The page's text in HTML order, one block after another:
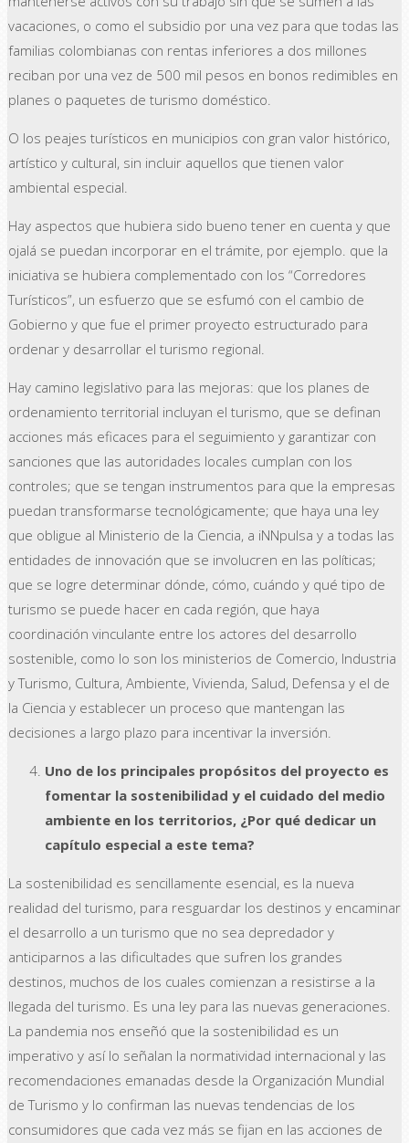
vacaciones, o como el subsidio por una vez para que todas las
familias colombianas con rentas inferiores a dos millones
reciban por una vez de 500 mil pesos en bonos redimibles en
planes o paquetes de turismo doméstico.
O los peajes turísticos en municipios con gran valor histórico,
artístico y cultural, sin incluir aquellos que tienen valor
ambiental especial.
Hay aspectos que hubiera sido bueno tener en cuenta y que
ojalá se puedan incorporar en el trámite, por ejemplo. que la
iniciativa se hubiera complementado con los “Corredores
Turísticos”, un esfuerzo que se esfumó con el cambio de
Gobierno y que fue el primer proyecto estructurado para
ordenar y desarrollar el turismo regional.
Hay camino legislativo para las mejoras: que los planes de
ordenamiento territorial incluyan el turismo, que se definan
acciones más eficaces para el seguimiento y garantizar con
sanciones que las autoridades locales cumplan con los
controles; que se tengan instrumentos para que la empresas
puedan transformarse tecnológicamente; que haya una ley
que obligue al Ministerio de la Ciencia, a iNNpulsa y a todas las
entidades de innovación que se involucren en las políticas;
que se logre determinar dónde, cómo, cuándo y qué tipo de
turismo se puede hacer en cada región, que haya
coordinación vinculante entre los actores del desarrollo
sostenible, como lo son los ministerios de Comercio, Industria
y Turismo, Cultura, Ambiente, Vivienda, Salud, Defensa y el de
la Ciencia y establecer un proceso que mantengan las
decisiones a largo plazo para incentivar la inversión.
Uno de los principales propósitos del proyecto es
fomentar la sostenibilidad y el cuidado del medio
ambiente en los territorios, ¿Por qué dedicar un
capítulo especial a este tema?
La sostenibilidad es sencillamente esencial, es la nueva
realidad del turismo, para resguardar los destinos y encaminar
el desarrollo a un turismo que no sea depredador y
anticiparnos a las dificultades que sufren los grandes
destinos, muchos de los cuales comienzan a resistirse a la
llegada del turismo. Es una ley para las nuevas generaciones.
La pandemia nos enseñó que la sostenibilidad es un
imperativo y así lo señalan la normatividad internacional y las
recomendaciones emanadas desde la Organización Mundial
de Turismo y lo confirman las nuevas tendencias de los
consumidores que cada vez más se fijan en las acciones de